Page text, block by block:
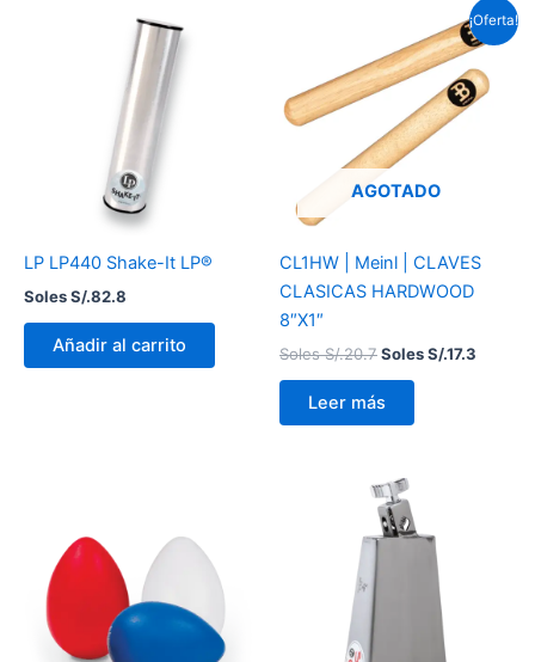
LP LP440 Shake-It LP®
Soles S/.82.8
Añadir al carrito
¡Oferta!
AGOTADO
CL1HW | Meinl | CLAVES
CLASICAS HARDWOOD
8″X1″
Soles S/.20.7
original
era:
Soles
S/.20.7.
Soles S/.17.3
El
precio
actual
es:
Soles
Leer más